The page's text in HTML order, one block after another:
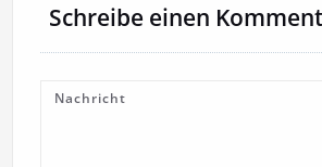
Schreibe einen